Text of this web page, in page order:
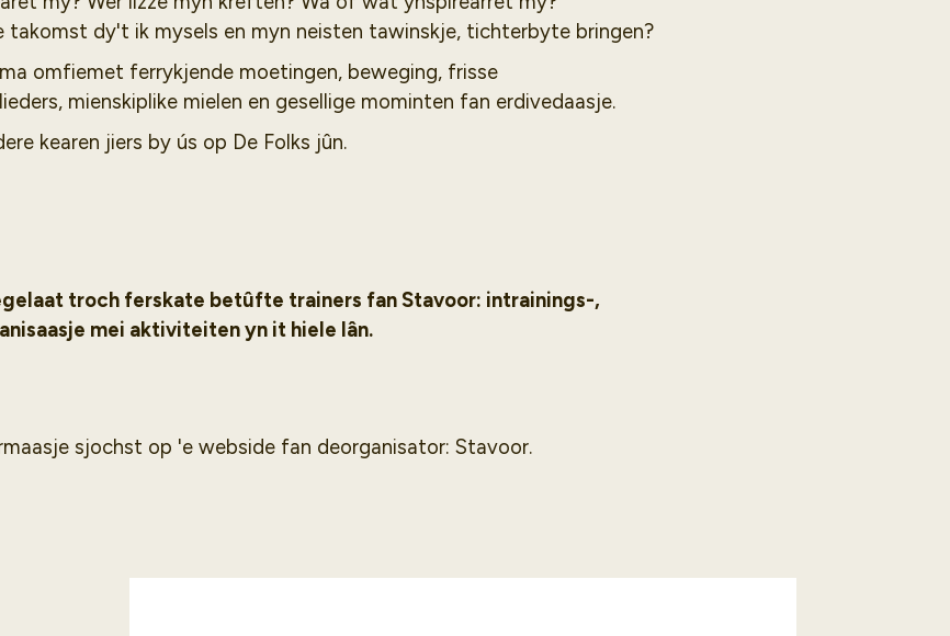
takomst dy't ik mysels en myn neisten tawinskje, tichterbyte bringen?
omfiemet ferrykjende moetingen, beweging, frisse
mienskiplike mielen en gesellige mominten fan erdivedaasje.
kearen jiers by ús op De Folks jûn.
troch ferskate betûfte trainers fan Stavoor: intrainings-,
mei aktiviteiten yn it hiele lân.
sjochst op 'e webside fan deorganisator: Stavoor.